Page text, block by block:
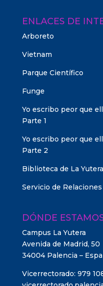
ENLACES DE
Arboreto
Vietnam
Parque Científico
Funge
Yo escribo peor que
Parte 1
Yo escribo peor que
Parte 2
Biblioteca de La Yutera
Servicio de
DÓNDE
Campus La Yutera
Avenida de Madrid, 50
34004 Palencia –
Vicerrectorado: 979